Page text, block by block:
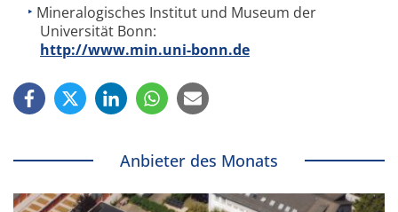
Mineralogisches Institut und Museum der
Universität Bonn:
http://www.min.uni-bonn.de
Anbieter des Monats